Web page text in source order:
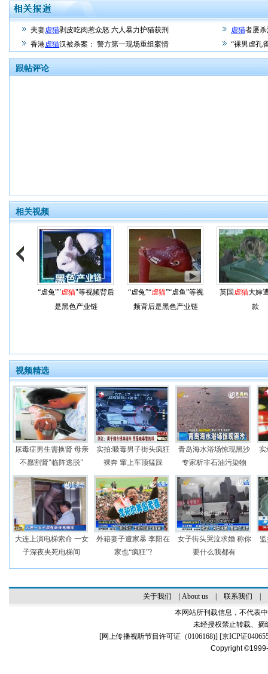
夫妻虐猫剥皮吃肉惹众怒 六人暴力护猫获刑 虐猫者屡
香港虐猫汉被杀案： 警方第一现场重组案情 “裸男虐孔
跟帖评论
相关视频
“虐兔”"虐猫"等视频背后
是黑色产业链
“虐兔”“虐猫”“虐鱼”等视
频背后是黑色产业链
英国 虐猫大婶
款
视频精选
尿毒症男生需换肾 母亲
不愿割肾"临阵逃脱"
实拍:吸毒男子街头疯狂
裸奔 窜上车顶猛踩
青岛海水浴场惊现黑沙
专家析非石油污染物
实
大连上演电梯索命 一女
子深夜夹死电梯间
外籍妻子遭家暴 李阳在
家也“疯狂”?
女子街头哭泣求婚 称你
要什么我都有
关于我们 About us| 联系我们
本网站所刊载信息，不代表
未经授权禁止转载、摘
[网上传播视听节目许可证（0106168)] [京ICP证
Copyright